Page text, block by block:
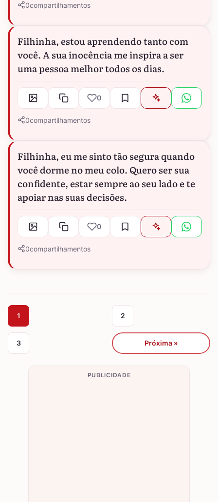
0compartilhamentos
Filhinha, estou aprendendo tanto com
você. A sua inocência me inspira a ser
uma pessoa melhor todos os dias.
0
0compartilhamentos
Filhinha, eu me sinto tão segura quando
você dorme no meu colo. Quero ser sua
confidente, estar sempre ao seu lado e te
apoiar nas suas decisões.
0
0compartilhamentos
1 2
3 Próxima »
PUBLICIDADE